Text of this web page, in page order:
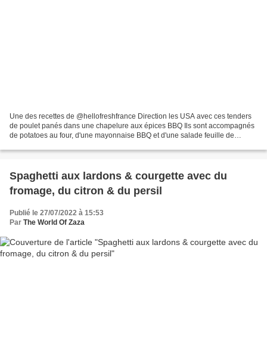
Une des recettes de @hellofreshfrance Direction les USA avec ces tenders
de poulet panés dans une chapelure aux épices BBQ Ils sont accompagnés
de potatoes au four, d'une mayonnaise BBQ et d'une salade feuille de
Spaghetti aux lardons & courgette avec du
fromage, du citron & du persil
Publié le 27/07/2022 à 15:53
Par The World Of Zaza